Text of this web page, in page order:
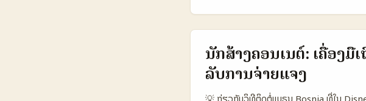
(Source: Business Article / Hero
ແນະນໍາເປັນພາສາອາຣາບ/ອັງກິດ, ການຈັດສົ່ງ
ຂໍ້ມູນ: ອະໄຫຼດການເຂົ້າຕະຫຼາດ (Moj) ຕໍ່ບຣາ
SMB / Startups 👥 Monthly Active
Likelihood to collaborate 35% 55%
€10.000 €50–€300 🗣️ Language
ນັກສ້າງຄອນເນຕ໌: ເຄື່ອງມື
ລັບການຈ່າຍແຈງ